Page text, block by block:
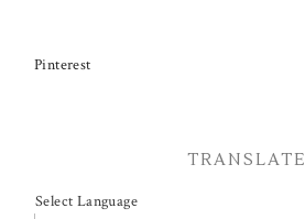
Pinterest
TRANSLATE
Select Language